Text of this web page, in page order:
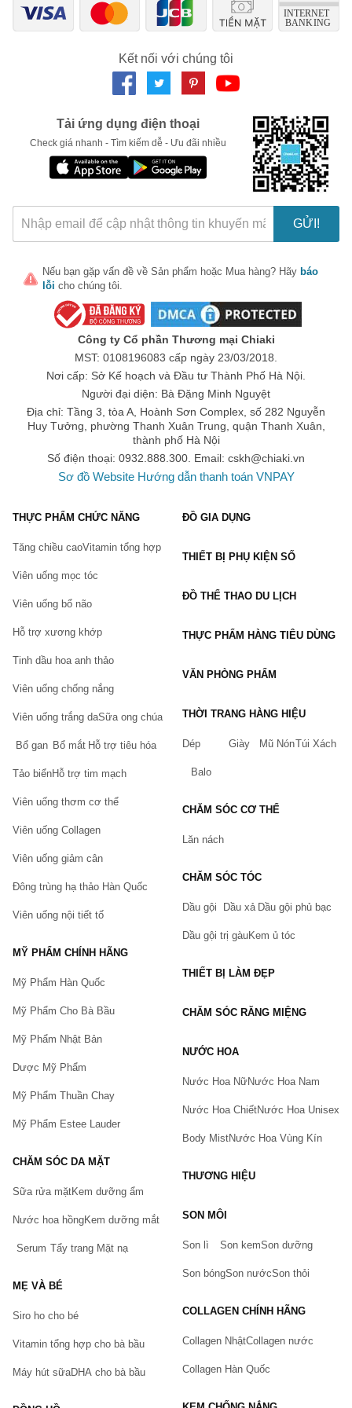
Thực phẩm này không phải là thuốc, không có tác dụng thay
Hiệu quả sử dụng tùy thuộc cơ địa từng người.
Kết nối với chúng tôi
Tải ứng dụng điện thoại
Check giá nhanh - Tìm kiếm dễ - Ưu đãi nhiều
GỬI!
Nếu bạn gặp vấn đề về Sản phẩm hoặc Mua hàng? Hãy báo
lỗi cho chúng tôi.
Bạn gặp vấn đề về sản phẩm hay mua hàng?
Hãy báo lỗi cho chúng tôi. Hoặc gọi cho chúng tôi qua số
Công ty Cổ phần Thương mại Chiaki
MST: 0108196083 cấp ngày 23/03/2018.
Nơi cấp: Sở Kế hoạch và Đầu tư Thành Phố Hà Nội.
Người đại diện: Bà Đặng Minh Nguyệt
Địa chỉ: Tầng 3, tòa A, Hoành Sơn Complex, số 282 Nguyễn
Huy Tưởng, phường Thanh Xuân Trung, quận Thanh Xuân,
thành phố Hà Nội
Số điện thoại: 0932.888.300. Email: cskh@chiaki.vn
Sơ đồ Website Hướng dẫn thanh toán VNPAY
THỰC PHẨM CHỨC NĂNG
Tăng chiều caoVitamin tổng hợp
Viên uống mọc tóc
Viên uống bổ não
Hỗ trợ xương khớp
Tinh dầu hoa anh thảo
Viên uống chống nắng
Viên uống trắng daSữa ong chúa
Bổ gan Bổ mắt Hỗ trợ tiêu hóa
Tảo biểnHỗ trợ tim mạch
Viên uống thơm cơ thể
Viên uống Collagen
Viên uống giảm cân
Đông trùng hạ thảo Hàn Quốc
Viên uống nội tiết tố
MỸ PHẨM CHÍNH HÃNG
Mỹ Phẩm Hàn Quốc
Mỹ Phẩm Cho Bà Bầu
Mỹ Phẩm Nhật Bản
Dược Mỹ Phẩm
Mỹ Phẩm Thuần Chay
Mỹ Phẩm Estee Lauder
CHĂM SÓC DA MẶT
Sữa rửa mặtKem dưỡng ẩm
Nước hoa hồngKem dưỡng mắt
Serum Tẩy trang Mặt nạ
MẸ VÀ BÉ
Siro ho cho bé
Vitamin tổng hợp cho bà bầu
Máy hút sữaDHA cho bà bầu
ĐỒ GIA DỤNG
THIẾT BỊ PHỤ KIỆN SỐ
ĐỒ THỂ THAO DU LỊCH
THỰC PHẨM HÀNG TIÊU DÙNG
VĂN PHÒNG PHẨM
THỜI TRANG HÀNG HIỆU
Dép Giày Mũ NónTúi Xách
Balo
CHĂM SÓC CƠ THỂ
Lăn nách
CHĂM SÓC TÓC
Dầu gội Dầu xả Dầu gội phủ bạc
Dầu gội trị gàuKem ủ tóc
THIẾT BỊ LÀM ĐẸP
CHĂM SÓC RĂNG MIỆNG
NƯỚC HOA
Nước Hoa NữNước Hoa Nam
Nước Hoa ChiếtNước Hoa Unisex
Body MistNước Hoa Vùng Kín
THƯƠNG HIỆU
SON MÔI
Son lì Son kemSon dưỡng
Son bóngSon nướcSon thỏi
COLLAGEN CHÍNH HÃNG
Collagen NhậtCollagen nước
Collagen Hàn Quốc